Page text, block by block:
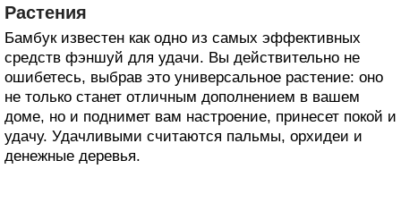
Растения
Бамбук известен как одно из самых эффективных
средств фэншуй для удачи. Вы действительно не
ошибетесь, выбрав это универсальное растение: оно
не только станет отличным дополнением в вашем
доме, но и поднимет вам настроение, принесет покой и
удачу. Удачливыми считаются пальмы, орхидеи и
денежные деревья.